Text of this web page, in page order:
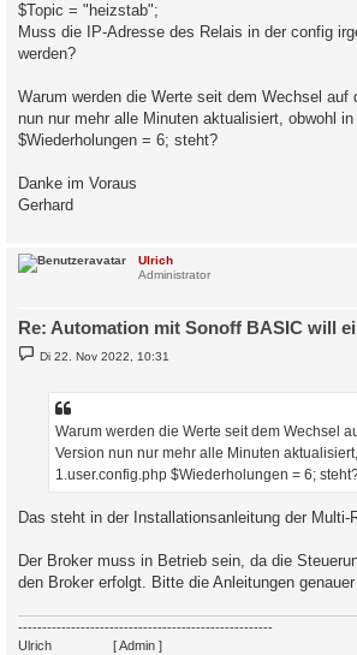
$Topic = "heizstab";
Muss die IP-Adresse des Relais in der config
werden?
Warum werden die Werte seit dem Wechsel auf
nun nur mehr alle Minuten aktualisiert, obwohl
$Wiederholungen = 6; steht?
Danke im Voraus
Gerhard
Ulrich
Administrator
Re: Automation mit Sonoff BASIC will
B
e
Di 22. Nov 2022, 10:31
Warum werden die Werte seit dem Wechsel
Version nun nur mehr alle Minuten
1.user.config.php $Wiederholungen = 6;
Das steht in der Installationsanleitung der Multi-
Der Broker muss in Betrieb sein, da die
den Broker erfolgt. Bitte die Anleitungen
-----------------------------------------------------
Ulrich
[ Admin ]